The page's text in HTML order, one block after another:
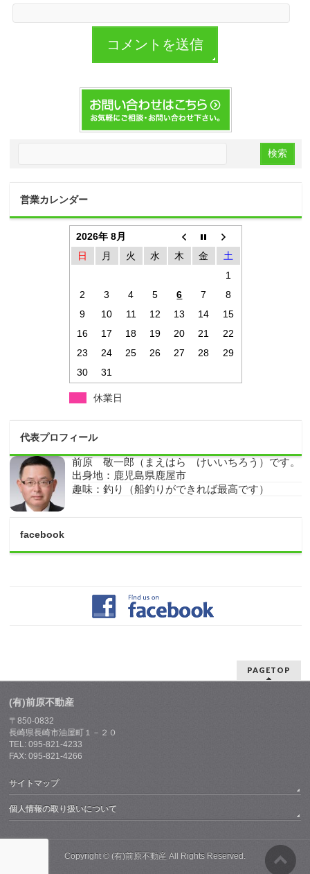
営業カレンダー
2026年 8月
日
月 火 水 木 金
土
1
2
3 4 5 6 7
8
9
10 11 12 13 14
15
16
17 18 19 20 21
22
23
24 25 26 27 28
29
30
31
休業日
代表プロフィール
前原 敬一郎（まえはら けいいちろう）です。
出身地：鹿児島県鹿屋市
趣味：釣り（船釣りができれば最高です）
facebook
PAGETOP
(有)前原不動産
〒850-0832
長崎県長崎市油屋町１－２０
TEL: 095-821-4233
FAX: 095-821-4266
サイトマップ
個人情報の取り扱いについて
Copyright © (有)前原不動産All Rights Reserved.